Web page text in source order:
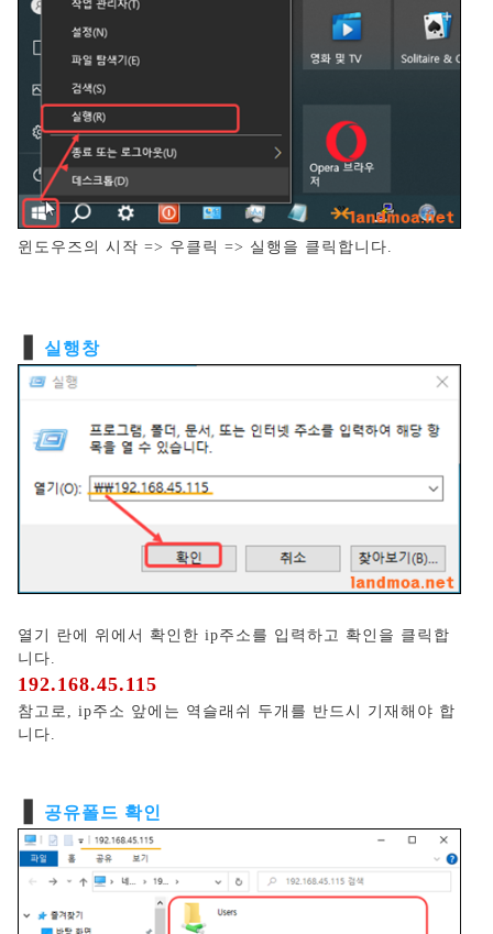
윈도우즈의 시작 => 우클릭 => 실행을 클릭합니다.
실행창
열기 란에 위에서 확인한 ip주소를 입력하고 확인을 클릭합
니다.
192.168.45.115
참고로, ip주소 앞에는 역슬래쉬 두개를 반드시 기재해야 합
니다.
공유폴드 확인